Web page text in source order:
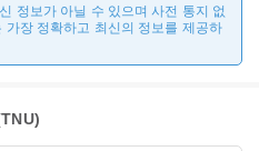
정보가 아닐 수 있으며 사전 통지 없
가장 정확하고 최신의 정보를 제공하